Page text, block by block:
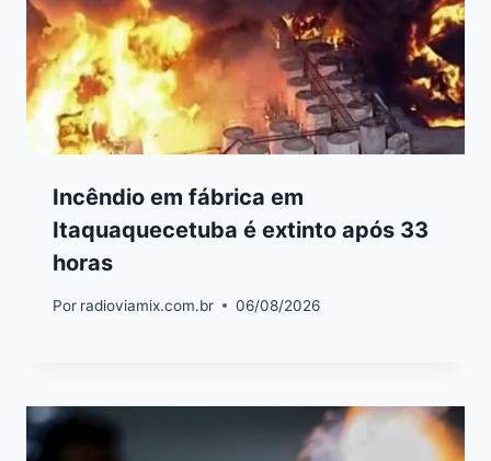
Incêndio em fábrica em
Itaquaquecetuba é extinto após 33
horas
Por radioviamix.com.br 06/08/2026